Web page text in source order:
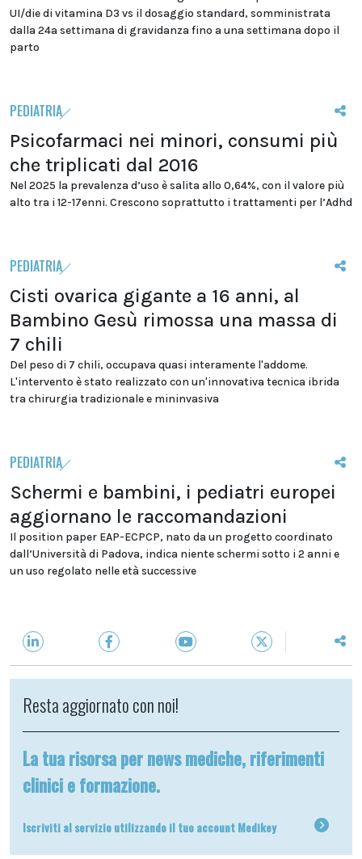
UI/die di vitamina D3 vs il dosaggio standard, somministrata
dalla 24a settimana di gravidanza fino a una settimana dopo il
parto
PEDIATRIA
Psicofarmaci nei minori, consumi più
che triplicati dal 2016
Nel 2025 la prevalenza d’uso è salita allo 0,64%, con il valore più
alto tra i 12-17enni. Crescono soprattutto i trattamenti per l’Adhd
PEDIATRIA
Cisti ovarica gigante a 16 anni, al
Bambino Gesù rimossa una massa di
7 chili
Del peso di 7 chili, occupava quasi interamente l'addome.
L'intervento è stato realizzato con un'innovativa tecnica ibrida
tra chirurgia tradizionale e mininvasiva
PEDIATRIA
Schermi e bambini, i pediatri europei
aggiornano le raccomandazioni
Il position paper EAP-ECPCP, nato da un progetto coordinato
dall’Università di Padova, indica niente schermi sotto i 2 anni e
un uso regolato nelle età successive
Resta aggiornato con noi!
La tua risorsa per news mediche, riferimenti
clinici e formazione.
Iscriviti al servizio utilizzando il tuo account Medikey